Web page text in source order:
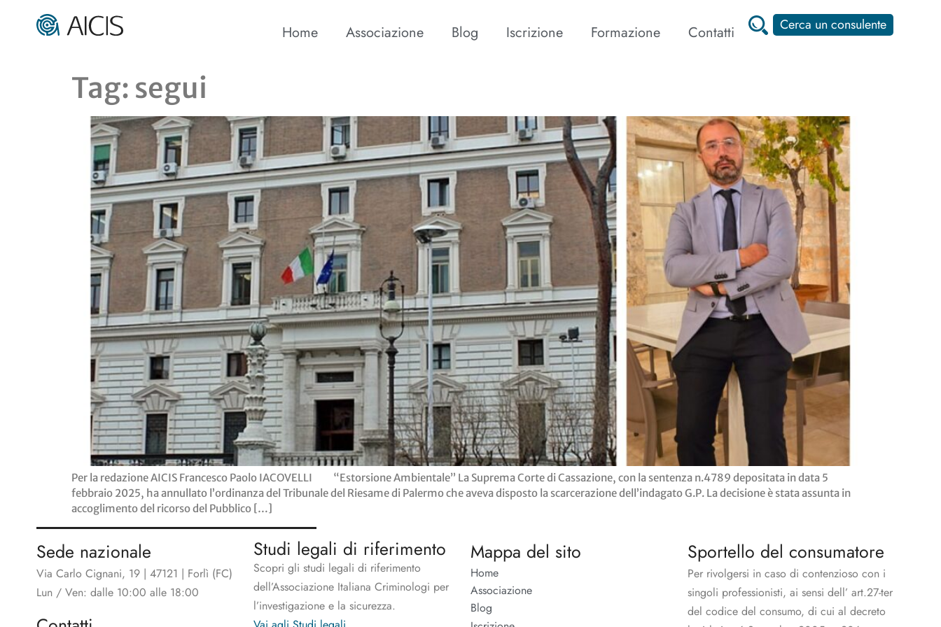
Home Associazione Blog Iscrizione Formazione Contatti Cerca un consulente
Tag: segui
Per la redazione AICIS Francesco Paolo IACOVELLI “Estorsione Ambientale” La Suprema Corte di Cassazione, con la sentenza n.4789 depositata in data 5
febbraio 2025, ha annullato l’ordinanza del Tribunale del Riesame di Palermo che aveva disposto la scarcerazione dell’indagato G.P. La decisione è stata assunta in
accoglimento del ricorso del Pubblico […]
Sede nazionale
Via Carlo Cignani, 19 | 47121 | Forlì (FC)
Lun / Ven: dalle 10:00 alle 18:00
Studi legali di riferimento
Scopri gli studi legali di riferimento
dell’Associazione Italiana Criminologi per
l’investigazione e la sicurezza.
Mappa del sito
Home
Associazione
Blog
Sportello del consumatore
Per rivolgersi in caso di contenzioso con i
singoli professionisti, ai sensi dell’ art.27-ter
del codice del consumo, di cui al decreto